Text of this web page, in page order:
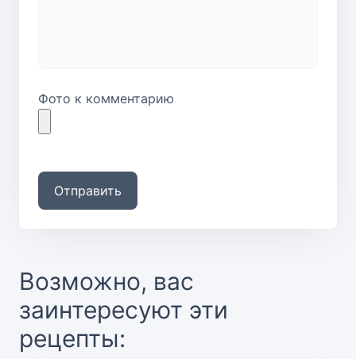
Фото к комментарию
Отправить
Возможно, вас
заинтересуют эти
рецепты: